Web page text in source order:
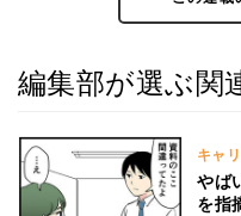
編集部が選ぶ関
キャ
やば
を指